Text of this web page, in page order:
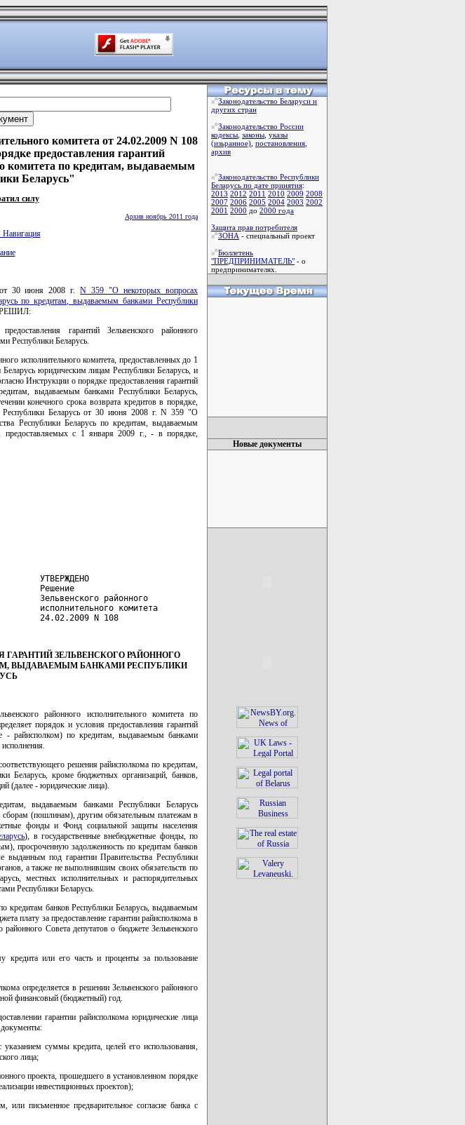
комитета от 24.02.2009 N 108
предоставления гарантий
комитета по кредитам, выдаваемым
Беларусь"
силу
Архив ноябрь 2011 года
Навигация
30 июня 2008 г.N 359 "О некоторых вопросах
по кредитам, выдаваемым банками Республики
РЕШИЛ:
гарантий Зельвенского районного
Республики Беларусь.
исполнительного комитета, предоставленных до 1
юридическим лицам Республики Беларусь, и
Инструкции о порядке предоставления гарантий
выдаваемым банками Республики Беларусь,
конечного срока возврата кредитов в порядке,
Республики Беларусь от 30 июня 2008 г. N 359 "О
Республики Беларусь по кредитам, выдаваемым
предоставляемых с 1 января 2009 г., - в порядке,
УТВЕРЖДЕНО
Решение
Зельвенского районного
исполнительного комитета
24.02.2009 N 108
ЗЕЛЬВЕНСКОГО РАЙОННОГО
ВЫДАВАЕМЫМ БАНКАМИ РЕСПУБЛИКИ
районного исполнительного комитета по
порядок и условия предоставления гарантий
- райисполком) по кредитам, выдаваемым банками
решения райисполкома по кредитам,
Беларусь, кроме бюджетных организаций, банков,
(далее - юридические лица).
выдаваемым банками Республики Беларусь
(пошлинам), другим обязательным платежам в
фонды и Фонд социальной защиты населения
), в государственные внебюджетные фонды, по
просроченную задолженность по кредитам банков
под гарантии Правительства Республики
а также не выполнившим своих обязательств по
местных исполнительных и распорядительных
Республики Беларусь.
кредитам банков Республики Беларусь, выдаваемым
плату за предоставление гарантии райисполкома в
Совета депутатов о бюджете Зельвенского
кредита или его часть и проценты за пользование
определяется в решении Зельвенского районного
финансовый (бюджетный) год.
гарантии райисполкома юридические лица
указанием суммы кредита, целей его использования,
лица;
проекта, прошедшего в установленном порядке
инвестиционных проектов);
или письменное предварительное согласие банка с
Законодательство Беларуси и
других стран
Законодательство России
кодексы законы указы
(изьранное) постановления
архив
Законодательство Республики
Беларусь по дате принятия:
2013 2012 2011 2010 2009 2008
2007 2006 2005 2004 2003 2002
2001 2000 до 2000 года
Защита прав потребителя
ЗОНА - специальный проект
Бюллетень
"ПРЕДПРИНИМАТЕЛЬ" - о
предпринимателях.
Новые документы